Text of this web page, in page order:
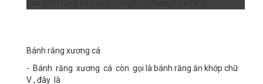
Bánh răng xương cá
- Bánh răng xương cá còn gọi là bánh răng ăn khớp chữ
V , đây là